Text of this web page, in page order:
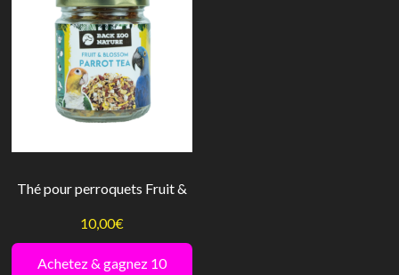
Thé pour perroquets Fruit &
10,00€
Achetez & gagnez 10